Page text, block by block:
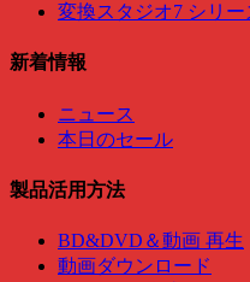
変換スタジオ7 シリー
新着情報
ニュース
本日のセール
製品活用方法
BD&DVD＆動画 再生
動画ダウンロード